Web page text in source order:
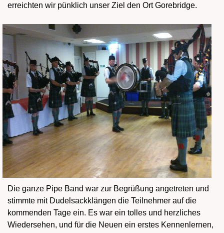
erreichten wir pünklich unser Ziel den Ort Gorebridge.
Die ganze Pipe Band war zur Begrüßung angetreten und
stimmte mit Dudelsackklängen die Teilnehmer auf die
kommenden Tage ein. Es war ein tolles und herzliches
Wiedersehen, und für die Neuen ein erstes Kennenlernen,